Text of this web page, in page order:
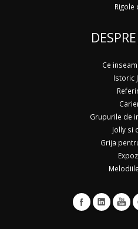
Rigole
Ce
Istoric
Grupurile de
Jolly si
Grija